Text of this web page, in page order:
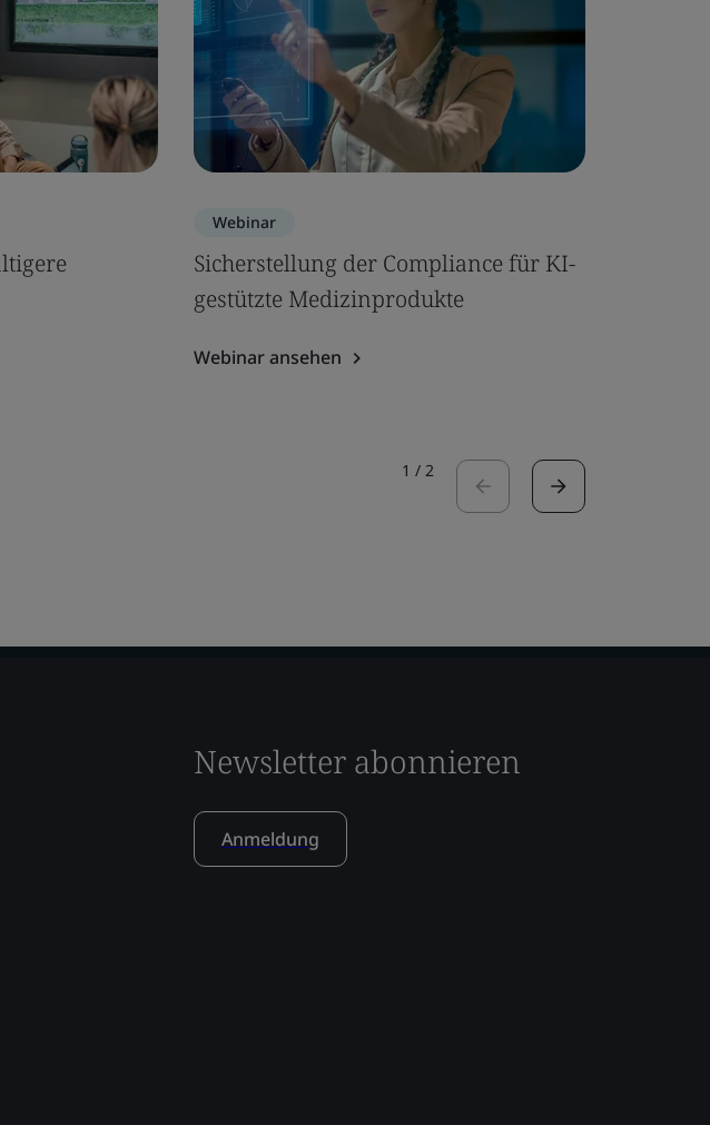
Webinar
Sicherstellung der Compliance für KI-
gestützte Medizinprodukte
Webinar ansehen
1 / 2
Newsletter abonnieren
Anmeldung